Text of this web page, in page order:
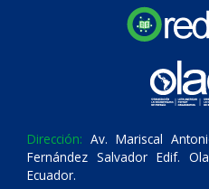
Dirección: Av. Mariscal
Fernández Salvador Edif.
Ecuador.